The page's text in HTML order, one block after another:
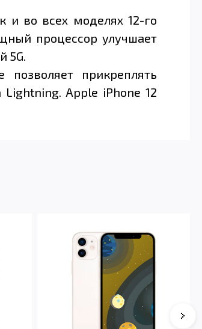
и во всех моделях 12-го
процессор улучшает
5G.
прикреплять
Apple iPhone 12